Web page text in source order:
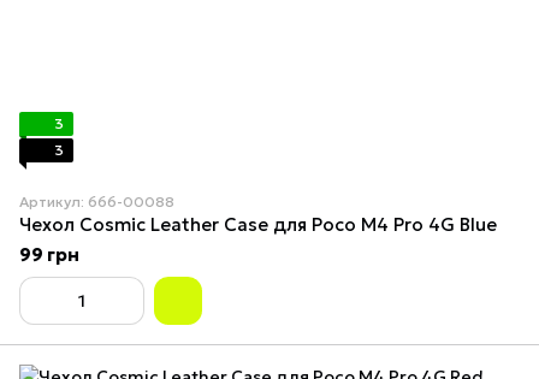
3
3
Артикул: 666-00088
Чехол Cosmiс Leather Case для Poco M4 Pro 4G Blue
99 грн